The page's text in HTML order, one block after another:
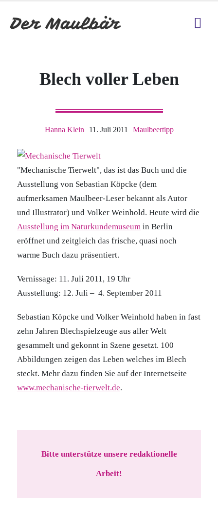
Blech voller Leben
Hanna Klein 11. Juli 2011 Maulbeertipp
"Mechanische Tierwelt", das ist das Buch und die
Ausstellung von Sebastian Köpcke (dem
aufmerksamen Maulbeer-Leser bekannt als Autor
und Illustrator) und Volker Weinhold. Heute wird die
Ausstellung im Naturkundemuseum in Berlin
eröffnet und zeitgleich das frische, quasi noch
warme Buch dazu präsentiert.
Vernissage: 11. Juli 2011, 19 Uhr
Ausstellung: 12. Juli – 4. September 2011
Sebastian Köpcke und Volker Weinhold haben in fast
zehn Jahren Blechspielzeuge aus aller Welt
gesammelt und gekonnt in Szene gesetzt. 100
Abbildungen zeigen das Leben welches im Blech
steckt. Mehr dazu finden Sie auf der Internetseite
www.mechanische-tierwelt.de.
Bitte unterstütze unsere redaktionelle
Arbeit!